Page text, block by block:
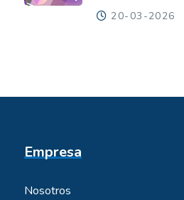
20-03-2026
Empresa
Nosotros